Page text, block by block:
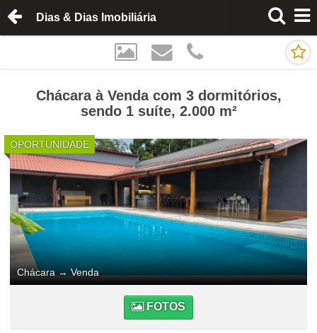
Dias & Dias Imobiliária
Chácara à Venda com 3 dormitórios,
sendo 1 suíte, 2.000 m²
OPORTUNIDADE
Chácara→Venda
FOTOS